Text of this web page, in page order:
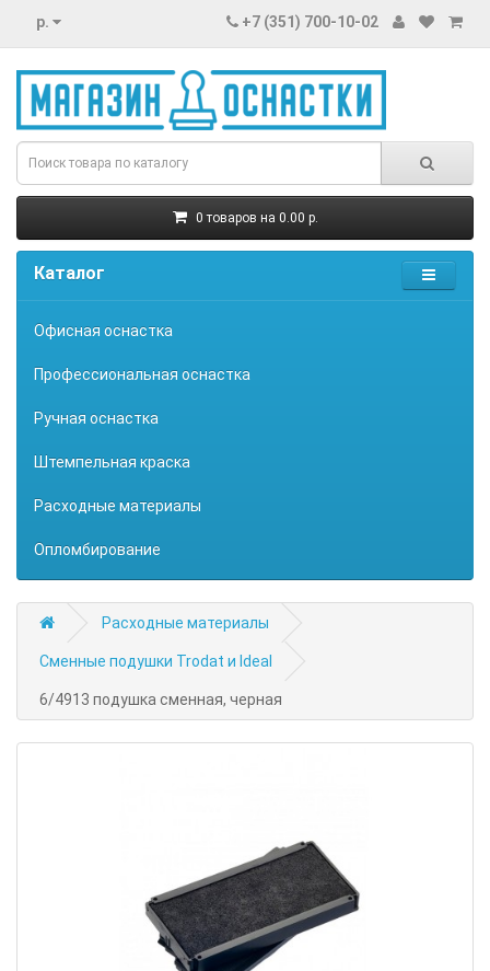
р. +7 (351) 700-10-02
0 товаров на 0.00 р.
Каталог
Офисная оснастка
Профессиональная оснастка
Ручная оснастка
Штемпельная краска
Расходные материалы
Опломбирование
Расходные материалы
Сменные подушки Trodat и Ideal
6/4913 подушка сменная, черная